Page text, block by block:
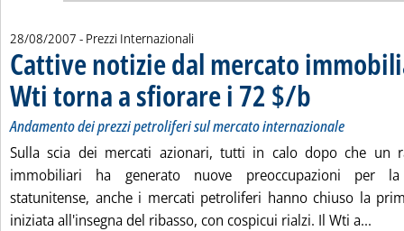
28/08/2007 - Prezzi Internazionali
Cattive notizie dal mercato
Wti torna a sfiorare i 72 $/b
Andamento dei prezzi petroliferi sul mercato internazionale
Sulla scia dei mercati azionari, tutti in calo dopo che un
immobiliari ha generato nuove preoccupazioni per la
statunitense, anche i mercati petroliferi hanno chiuso la
iniziata all'insegna del ribasso, con cospicui rialzi. Il Wti a...